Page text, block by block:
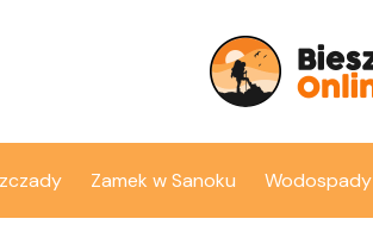
Zamek w Sanoku Wodospady